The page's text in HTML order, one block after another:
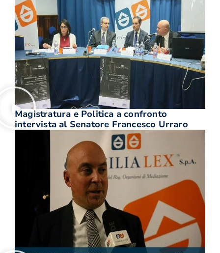
Magistratura e Politica a confronto
intervista al Senatore Francesco Urraro